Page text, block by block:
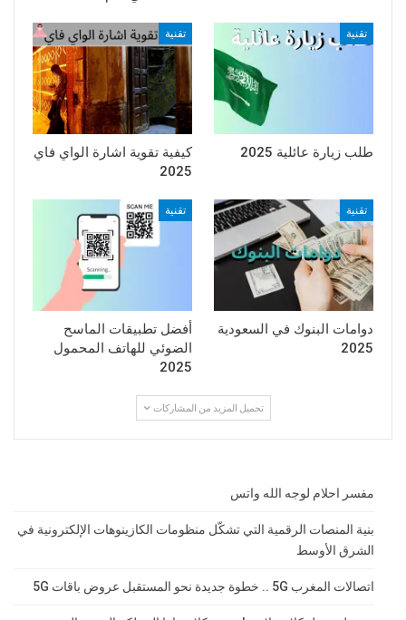
تقنية
طلب زيارة عائلية 2025
تقنية
كيفية تقوية اشارة الواي فاي
2025
تقنية
دوامات البنوك في السعودية
2025
تقنية
أفضل تطبيقات الماسح
الضوئي للهاتف المحمول
2025
تحميل المزيد من المشاركات
مفسر احلام لوجه الله واتس
بنية المنصات الرقمية التي تشكّل منظومات الكازينوهات الإلكترونية في
الشرق الأوسط
اتصالات المغرب 5G .. خطوة جديدة نحو المستقبل عروض باقات 5G